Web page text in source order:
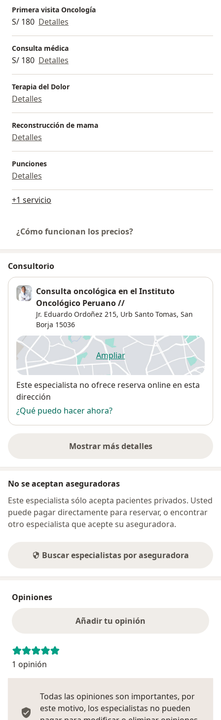
Primera visita Oncología
S/ 180 Detalles
Consulta médica
S/ 180 Detalles
Terapia del Dolor
Detalles
Reconstrucción de mama
Detalles
Punciones
Detalles
+1 servicio
¿Cómo funcionan los precios?
Consultorio
Consulta oncológica en el Instituto
Oncológico Peruano //
Jr. Eduardo Ordoñez 215, Urb Santo Tomas, San
Borja 15036
Ampliarse abre en una nueva
Disponibilidad
Este especialista no ofrece reserva online en esta
dirección
¿Qué puedo hacer ahora?
Mostrar más detalles
sobre la dirección
No se aceptan aseguradoras
Este especialista sólo acepta pacientes privados. Usted
puede pagar directamente para reservar, o encontrar
otro especialista que acepte su aseguradora.
Buscar especialistas por aseguradora
Opiniones
Añadir tu opinión
1 opinión
Todas las opiniones son importantes, por
este motivo, los especialistas no pueden